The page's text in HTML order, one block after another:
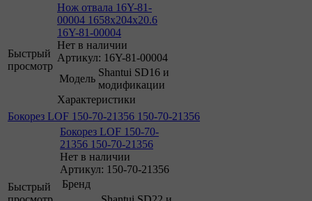
Быстрый
просмотр
Нож отвала 16Y-81-
00004 1658x204x20.6
16Y-81-00004
Нет в наличии
Артикул: 16Y-81-00004
Модель
Shantui SD16 и
модификации
Характеристики
Бокорез LOF 150-70-21356 150-70-21356
Быстрый
Бокорез LOF 150-70-
21356 150-70-21356
Нет в наличии
Артикул: 150-70-21356
Бренд